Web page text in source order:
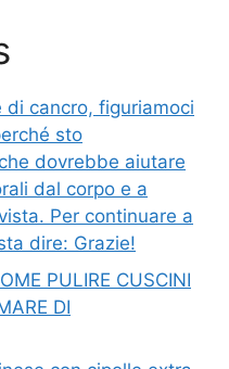
cancro, figuriamoci
sto
dovrebbe aiutare
dal corpo e a
Per continuare a
dire: Grazie!
PULIRE CUSCINI
DI